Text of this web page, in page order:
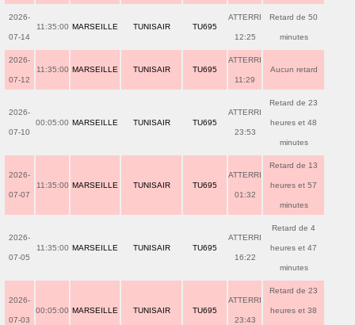
2026-
07-14
11:35:00 MARSEILLE TUNISAIR TU695
ATTERRI
12:25
Retard de 50
minutes
2026-
07-12
11:35:00 MARSEILLE TUNISAIR TU695
ATTERRI
11:29
Aucun retard
2026-
07-10
00:05:00 MARSEILLE TUNISAIR TU695
ATTERRI
23:53
Retard de 23
heures et 48
minutes
2026-
07-07
11:35:00 MARSEILLE TUNISAIR TU695
ATTERRI
01:32
Retard de 13
heures et 57
minutes
2026-
07-05
11:35:00 MARSEILLE TUNISAIR TU695
ATTERRI
16:22
Retard de 4
heures et 47
minutes
2026-
07-03
00:05:00 MARSEILLE TUNISAIR TU695
ATTERRI
23:43
Retard de 23
heures et 38